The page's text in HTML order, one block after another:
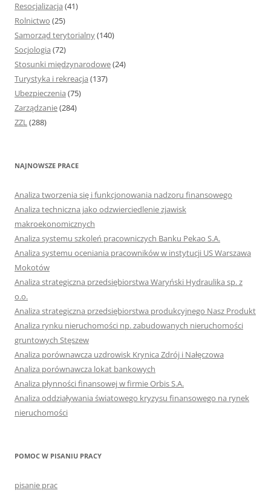
Resocjalizacja (41)
Rolnictwo (25)
Samorząd terytorialny(140)
Socjologia (72)
Stosunki międzynarodowe(24)
Turystyka i rekreacja (137)
Ubezpieczenia (75)
Zarządzanie(284)
ZZL(288)
NAJNOWSZE PRACE
Analiza tworzenia się i funkcjonowania nadzoru finansowego
Analiza techniczna jako odzwierciedlenie zjawisk
makroekonomicznych
Analiza systemu szkoleń pracowniczych Banku Pekao S.A.
Analiza systemu oceniania pracowników w instytucji US Warszawa
Mokotów
Analiza strategiczna przedsiębiorstwa Waryński Hydraulika sp. z
o.o.
Analiza strategiczna przedsiębiorstwa produkcyjnego Nasz Produkt
Analiza rynku nieruchomości np. zabudowanych nieruchomości
gruntowych Stęszew
Analiza porównawcza uzdrowisk Krynica Zdrój i Nałęczowa
Analiza porównawcza lokat bankowych
Analiza płynności finansowej w firmie Orbis S.A.
Analiza oddziaływania światowego kryzysu finansowego na rynek
nieruchomości
POMOC W PISANIU PRACY
pisanie prac